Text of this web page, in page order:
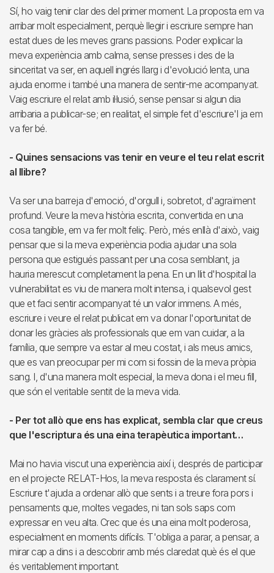
Sí, ho vaig tenir clar des del primer moment. La proposta em va
arribar molt especialment, perquè llegir i escriure sempre han
estat dues de les meves grans passions. Poder explicar la
meva experiència amb calma, sense presses i des de la
sinceritat va ser, en aquell ingrés llarg i d'evolució lenta, una
ajuda enorme i també una manera de sentir-me acompanyat.
Vaig escriure el relat amb il·lusió, sense pensar si algun dia
arribaria a publicar-se; en realitat, el simple fet d'escriure'l ja em
va fer bé.
- Quines sensacions vas tenir en veure el teu relat escrit
al llibre?
Va ser una barreja d'emoció, d'orgull i, sobretot, d'agraïment
profund. Veure la meva història escrita, convertida en una
cosa tangible, em va fer molt feliç. Però, més enllà d'això, vaig
pensar que si la meva experiència podia ajudar una sola
persona que estigués passant per una cosa semblant, ja
hauria merescut completament la pena. En un llit d'hospital la
vulnerabilitat es viu de manera molt intensa, i qualsevol gest
que et faci sentir acompanyat té un valor immens. A més,
escriure i veure el relat publicat em va donar l'oportunitat de
donar les gràcies als professionals que em van cuidar, a la
família, que sempre va estar al meu costat, i als meus amics,
que es van preocupar per mi com si fossin de la meva pròpia
sang. I, d'una manera molt especial, la meva dona i el meu fill,
que són el veritable sentit de la meva vida.
- Per tot allò que ens has explicat, sembla clar que creus
que l'escriptura és una eina terapèutica important…
Mai no havia viscut una experiència així i, després de participar
en el projecte RELAT-Hos, la meva resposta és clarament sí.
Escriure t'ajuda a ordenar allò que sents i a treure fora pors i
pensaments que, moltes vegades, ni tan sols saps com
expressar en veu alta. Crec que és una eina molt poderosa,
especialment en moments difícils. T'obliga a parar, a pensar, a
mirar cap a dins i a descobrir amb més claredat què és el que
és veritablement important.